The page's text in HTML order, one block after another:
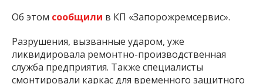
Об этом сообщили в КП «Запорожремсервис».
Разрушения, вызванные ударом, уже
ликвидировала ремонтно-производственная
служба предприятия. Также специалисты
смонтировали каркас для временного защитного